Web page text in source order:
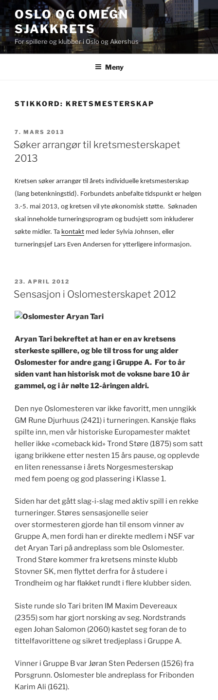
til
innhold
OSLO OG OMEGN
SJAKKRETS
For spillere og klubber i Oslo og Akershus
Meny
STIKKORD: KRETSMESTERSKAP
PUBLISERT
7. MARS 2013
Søker arrangør til kretsmesterskapet
2013
Kretsen søker arrangør til årets individuelle kretsmesterskap
(lang betenkningstid). Forbundets anbefalte tidspunkt er helgen
3.-5. mai 2013, og kretsen vil yte økonomisk støtte. Søknaden
skal inneholde turneringsprogram og budsjett som inkluderer
søkte midler. Ta kontakt med leder Sylvia Johnsen, eller
turneringsjef Lars Even Andersen for ytterligere informasjon.
PUBLISERT
23. APRIL 2012
Sensasjon i Oslomesterskapet 2012
Aryan Tari bekreftet at han er en av kretsens
sterkeste spillere, og ble til tross for ung alder
Oslomester for andre gang i Gruppe A. For to år
siden vant han historisk mot de voksne bare 10 år
gammel, og i år nølte 12-åringen aldri.
Den nye Oslomesteren var ikke favoritt, men unngikk
GM Rune Djurhuus (2421) i turneringen. Kanskje flaks
spilte inn, men vår historiske Europamester maktet
heller ikke «comeback kid» Trond Støre (1875) som satt
igang brikkene etter nesten 15 års pause, og opplevde
en liten renessanse i årets Norgesmesterskap
med fem poeng og god plassering i Klasse 1.
Siden har det gått slag-i-slag med aktiv spill i en rekke
turneringer. Støres sensasjonelle seier
over stormesteren gjorde han til ensom vinner av
Gruppe A, men fordi han er direkte medlem i NSF var
det Aryan Tari på andreplass som ble Oslomester.
Trond Støre kommer fra kretsens minste klubb
Stovner SK, men flyttet derfra for å studere i
Trondheim og har flakket rundt i flere klubber siden.
Siste runde slo Tari briten IM Maxim Devereaux
(2355) som har gjort norsking av seg. Nordstrands
egen Johan Salomon (2060) kastet seg foran de to
tittelfavorittene og sikret tredjeplass i Gruppe A.
Vinner i Gruppe B var Jøran Sten Pedersen (1526) fra
Porsgrunn. Oslomester ble andreplass for Fribonden
Karim Ali (1621).